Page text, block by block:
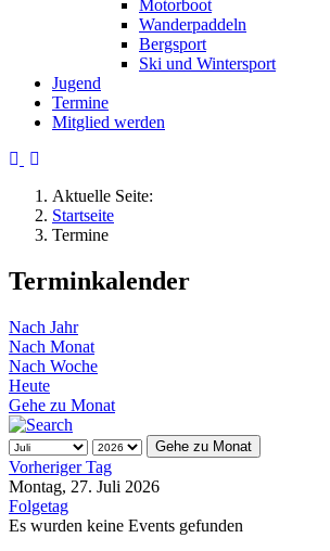
Motorboot
Wanderpaddeln
Bergsport
Ski und Wintersport
Jugend
Termine
Mitglied werden
Aktuelle Seite:
Startseite
Termine
Terminkalender
Nach Jahr
Nach Monat
Nach Woche
Heute
Gehe zu Monat
Gehe zu Monat
Vorheriger Tag
Montag, 27. Juli 2026
Folgetag
Es wurden keine Events gefunden